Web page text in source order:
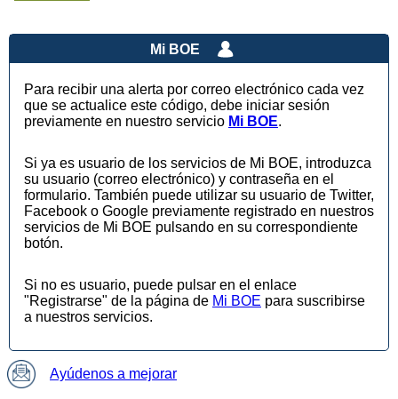
Mi BOE
Para recibir una alerta por correo electrónico cada vez
que se actualice este código, debe iniciar sesión
previamente en nuestro servicio Mi BOE.
Si ya es usuario de los servicios de Mi BOE, introduzca
su usuario (correo electrónico) y contraseña en el
formulario. También puede utilizar su usuario de Twitter,
Facebook o Google previamente registrado en nuestros
servicios de Mi BOE pulsando en su correspondiente
botón.
Si no es usuario, puede pulsar en el enlace
"Registrarse" de la página de Mi BOE para suscribirse
a nuestros servicios.
Ayúdenos a mejorar